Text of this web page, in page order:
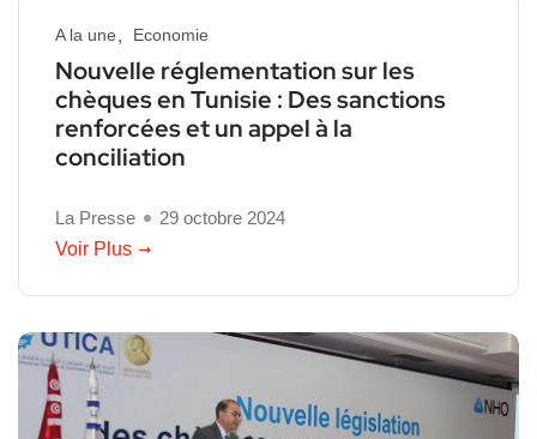
A la une Economie
Nouvelle réglementation sur les
chèques en Tunisie : Des sanctions
renforcées et un appel à la
conciliation
La Presse
29 octobre 2024
Voir Plus